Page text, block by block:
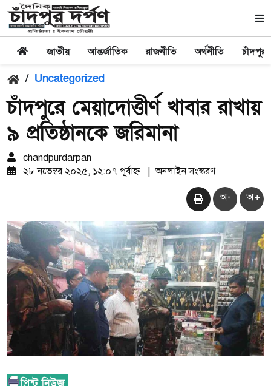
জাতীয় আন্তর্জাতিক রাজনীতি অর্থনীতি চাঁদপুর
/ Uncategorized
চাঁদপুরে মেয়াদোত্তীর্ণ খাবার রাখায়
৯ প্রতিষ্ঠানকে জরিমানা
chandpurdarpan
২৮ নভেম্বর ২০২৫, ১২:০৭ পূর্বাহ্ন
অনলাইন সংস্করণ
অ- অ+